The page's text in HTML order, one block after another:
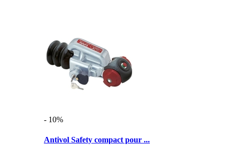
- 10%
Antivol Safety compact pour ...